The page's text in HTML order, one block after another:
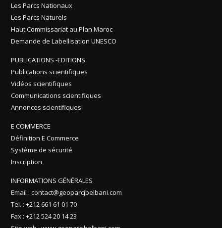
Les Parcs Nationaux
Les Parcs Naturels
Haut Commissariat au Plan Maroc
Demande de Labellisation UNESCO
PUBLICATIONS -EDITIONS
Publications scientifiques
Vidéos scientifiques
Communications scientifiques
Annonces scientifiques
E COMMERCE
Définition E Commerce
Système de sécurité
Inscription
INFORMATIONS GÉNÉRALES
Email : contact@geoparcjbelbani.com
Tel. : +212 661 61 01 70
Fax : +212 524 20 14 23